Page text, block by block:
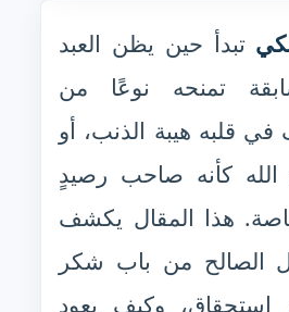
تبدأ حين يظن العبد
تمنحه نوعًا من
في قلبه هيبة الذنب، أو
الله كأنه صاحب رصيدٍ
هذا المقال يكشف
الصالح من باب شكر
استحقاق، وكيف يعود